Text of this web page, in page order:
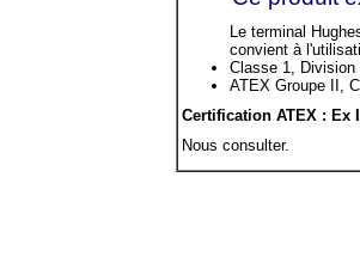
Le terminal
convient à
Classe 1, Division
ATEX Groupe II,
Certification ATEX : Ex
Nous consulter.